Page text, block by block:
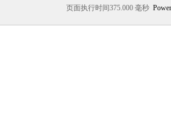
页面执行时间375.000 毫秒